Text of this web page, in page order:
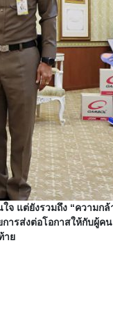
จ แต่ยังรวมถึง “ความ
ารส่งต่อโอกาสให้กับผู้ค
าย